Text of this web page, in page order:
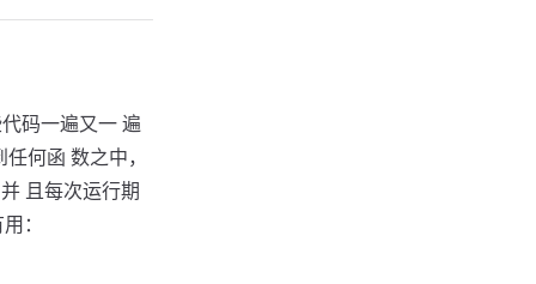
码一遍又一 遍
何函 数之中，
且每次运行期
：